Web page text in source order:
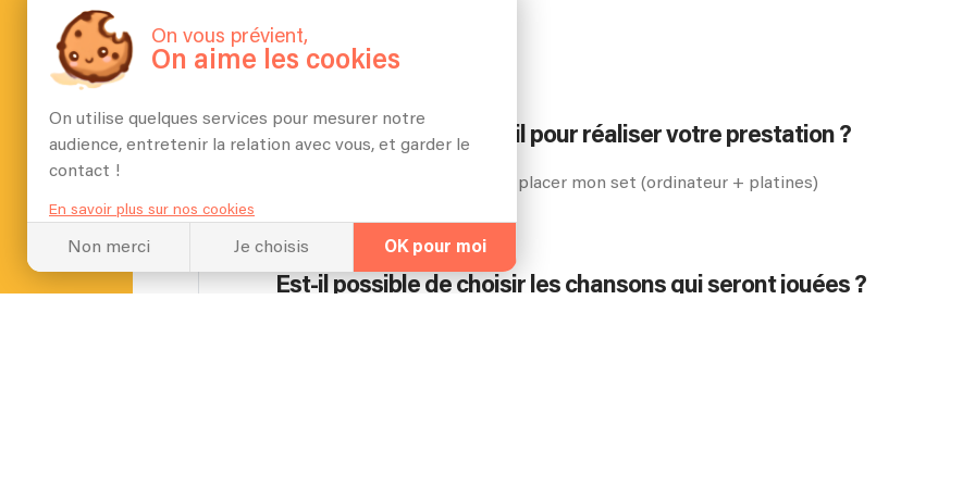
Une dizaine de minutes
Quel espace vous faut-il pour réaliser votre prestation ?
Une table assez grande pour y placer mon set (ordinateur + platines)
Est-il possible de choisir les chansons qui seront jouées ?
On vous prévient,
On aime les cookies
On utilise quelques services pour mesurer notre
audience, entretenir la relation avec vous, et garder le
contact !
En savoir plus sur nos cookies
Non merci Je choisis OK pour moi